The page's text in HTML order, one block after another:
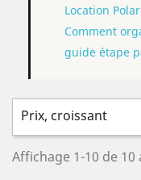
Location
Comment
guide étape
Prix, croissant
Affichage 1-10 de 10